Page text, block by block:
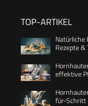
TOP-ARTIKEL
Rezepte &
effektive
für-Schritt